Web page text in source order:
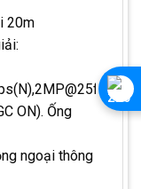
20m
ON). Ống
ngoại thông